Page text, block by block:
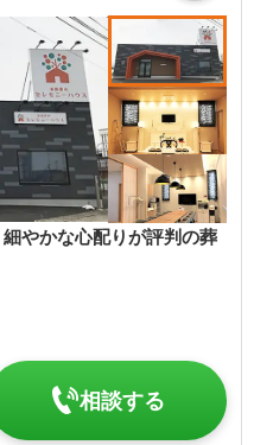
やかな心配りが評判の葬
相談する